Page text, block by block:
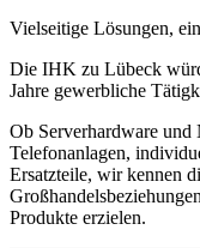
Vielseitige Lösungen,
Die IHK zu Lübeck
Jahre gewerbliche
Ob Serverhardware und
Telefonanlagen,
Ersatzteile, wir kennen
Produkte erzielen.